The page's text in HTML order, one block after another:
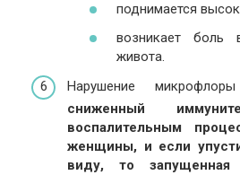
поднимается
возникает боль
живота.
Нарушение
сниженный
воспалительным
женщины, и если
виду, то запущенная